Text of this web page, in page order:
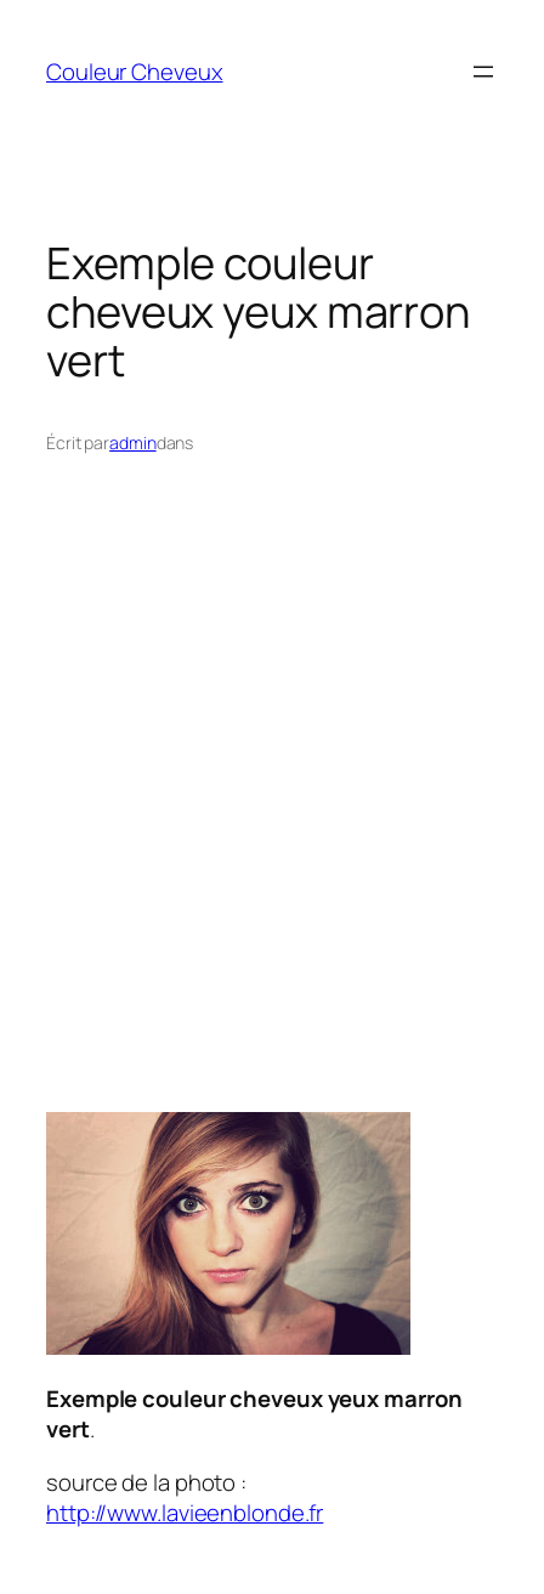
contenu
Couleur Cheveux
Exemple couleur
cheveux yeux marron
vert
Écrit paradmindans
Exemple couleur cheveux yeux marron
vert.
source de la photo :
http://www.lavieenblonde.fr